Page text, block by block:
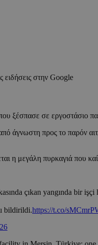
ειδήσεις στην Google
ξέσπασε σε εργοστάσιο
άγνωστη προς το παρόν
η μεγάλη πυρκαγιά που
çıkan yangında bir işçi
bildirildi.https://t.co/